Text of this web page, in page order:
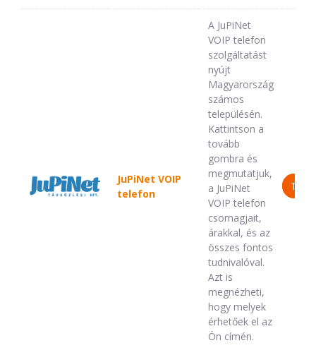
JuPiNet VOIP
telefon
A JuPiNet
VOIP telefon
szolgáltatást
nyújt
Magyarország
számos
településén.
Kattintson a
tovább
gombra és
megmutatjuk,
a JuPiNet
VOIP telefon
csomagjait,
árakkal, és az
összes fontos
tudnivalóval.
Azt is
megnézheti,
hogy melyek
érhetőek el az
Ön címén.